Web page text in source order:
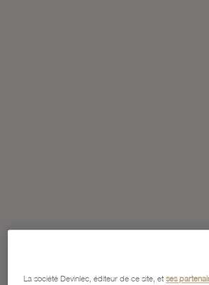
La société Devinlec, éditeur de ce site, etses